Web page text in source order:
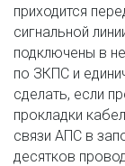
приходится
сигнальной
подключены в
по ЗКПС и
сделать, если
прокладки
связи АПС в
десятков